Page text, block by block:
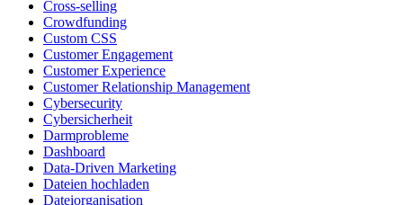
Cross-selling
Crowdfunding
Custom CSS
Customer Engagement
Customer Experience
Customer Relationship Management
Cybersecurity
Cybersicherheit
Darmprobleme
Dashboard
Data-Driven Marketing
Dateien hochladen
Dateiorganisation